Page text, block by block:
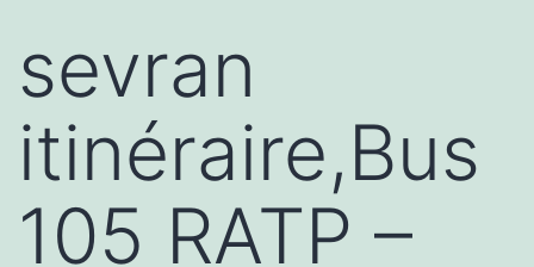
sevran
itinéraire,Bus
105 RATP –